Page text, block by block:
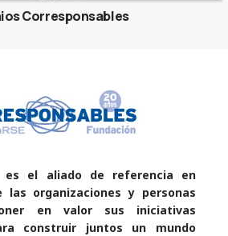
Corresponsables
es el aliado de referencia en
las organizaciones y personas
en valor sus iniciativas
construir juntos un mundo